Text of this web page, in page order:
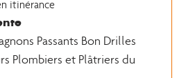
itinérance
Passants Bon Drilles
Plombiers et Plâtriers du